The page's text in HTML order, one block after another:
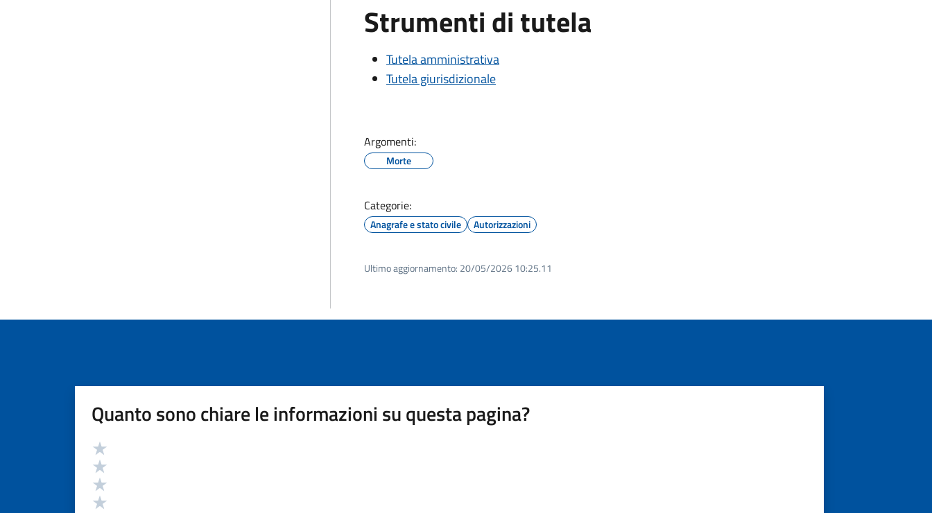
Strumenti di tutela
Tutela amministrativa
Tutela giurisdizionale
Argomenti:
Morte
Categorie:
Anagrafe e stato civile Autorizzazioni
Ultimo aggiornamento: 20/05/2026 10:25.11
Quanto sono chiare le informazioni su questa pagina?
Valutazione